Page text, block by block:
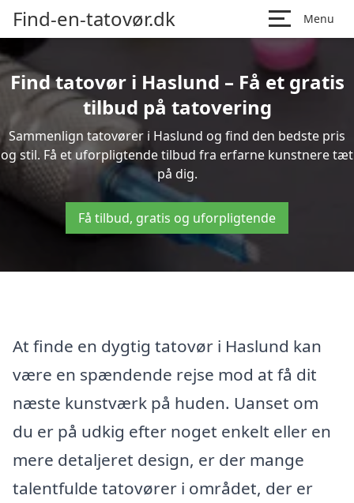
Find-en-tatovør.dk Menu
Find tatovør i Haslund – Få et gratis
tilbud på tatovering
Sammenlign tatovører i Haslund og find den bedste pris
og stil. Få et uforpligtende tilbud fra erfarne kunstnere tæt
på dig.
Få tilbud, gratis og uforpligtende
At finde en dygtig tatovør i Haslund kan
være en spændende rejse mod at få dit
næste kunstværk på huden. Uanset om
du er på udkig efter noget enkelt eller en
mere detaljeret design, er der mange
talentfulde tatovører i området, der er